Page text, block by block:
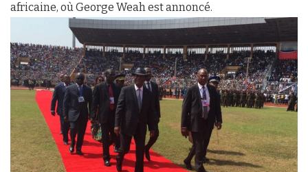
africaine, où George Weah est annoncé.